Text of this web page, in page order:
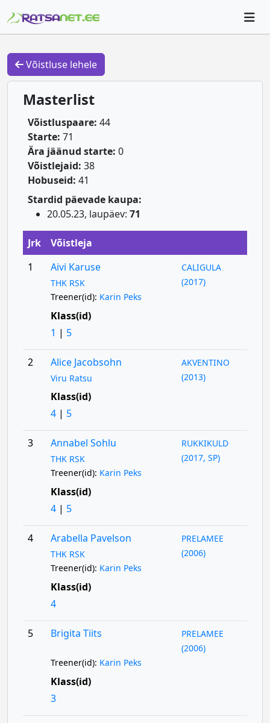
Võistluse lehele
Masterlist
Võistluspaare: 44
Starte: 71
Ära jäänud starte: 0
Võistlejaid: 38
Hobuseid: 41
Stardid päevade kaupa:
20.05.23, laupäev: 71
Jrk
Võistleja
1
Aivi Karuse
THK RSK
CALIGULA
(2017)
Treener(id): Karin Peks
Klass(id)
1 | 5
2 Alice Jacobsohn
Viru Ratsu
AKVENTINO
(2013)
Klass(id)
4| 5
3 Annabel Sohlu
THK RSK
RUKKIKULD
(2017, SP)
Treener(id): Karin Peks
Klass(id)
4| 5
4 Arabella Pavelson
THK RSK
PRELAMEE
(2006)
Treener(id): Karin Peks
Klass(id)
4
5 Brigita Tiits
PRELAMEE
(2006)
Treener(id): Karin Peks
Klass(id)
3